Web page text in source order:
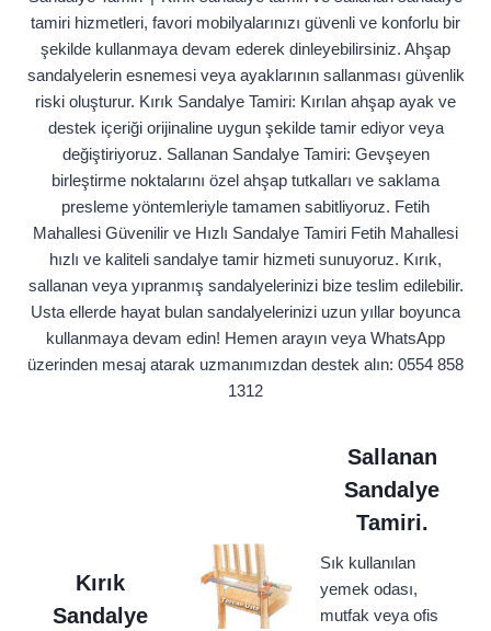
tamiri hizmetleri, favori mobilyalarınızı güvenli ve konforlu bir
şekilde kullanmaya devam ederek dinleyebilirsiniz. Ahşap
sandalyelerin esnemesi veya ayaklarının sallanması güvenlik
riski oluşturur. Kırık Sandalye Tamiri: Kırılan ahşap ayak ve
destek içeriği orijinaline uygun şekilde tamir ediyor veya
değiştiriyoruz. Sallanan Sandalye Tamiri: Gevşeyen
birleştirme noktalarını özel ahşap tutkalları ve saklama
presleme yöntemleriyle tamamen sabitliyoruz. Fetih
Mahallesi Güvenilir ve Hızlı Sandalye Tamiri Fetih Mahallesi
hızlı ve kaliteli sandalye tamir hizmeti sunuyoruz. Kırık,
sallanan veya yıpranmış sandalyelerinizi bize teslim edilebilir.
Usta ellerde hayat bulan sandalyelerinizi uzun yıllar boyunca
kullanmaya devam edin! Hemen arayın veya WhatsApp
üzerinden mesaj atarak uzmanımızdan destek alın: 0554 858
1312
Kırık
Sandalye
Sallanan
Sandalye
Tamiri.
Sık kullanılan
yemek odası,
mutfak veya ofis